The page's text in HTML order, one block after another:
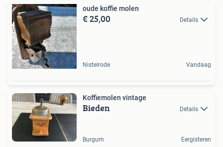
oude koffie molen
€ 25,00 Details
Nistelrode Vandaag
Koffiemolen vintage
Bieden Details
Burgum Eergisteren